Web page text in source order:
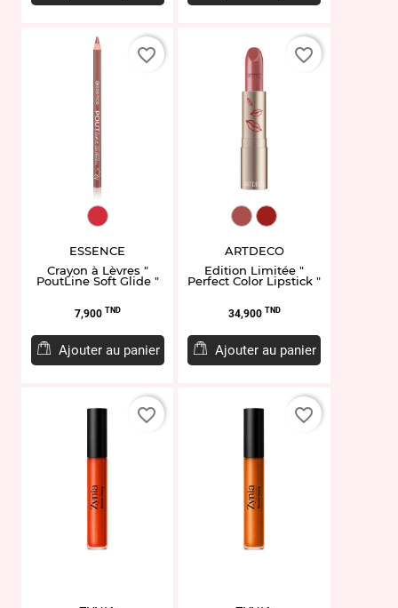
EL958523.05
ESSENCE
Crayon à Lèvres "
PoutLine Soft Glide "
Prix
7,900 TND
Ajouter au panier
favorite_border
ART13.872
ART13.803P1
ARTDECO
Edition Limitée "
Perfect Color Lipstick "
Prix
34,900 TND
Ajouter au panier
favorite_border
favorite_border favorite_border